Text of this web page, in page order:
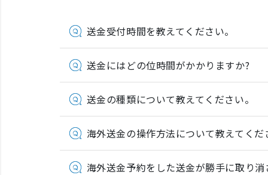
送金受付時間を教えてください。
送金にはどの位時間がかかりますか?
送金の種類について教えてください。
海外送金の操作方法について教えてくだ
海外送金予約をした送金が勝手に取り